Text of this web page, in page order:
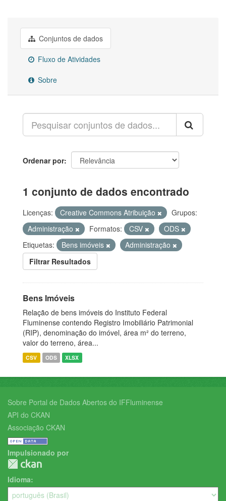
Conjuntos de dados
Fluxo de Atividades
Sobre
Ordenar por
1 conjunto de dados encontrado
Licenças: Creative Commons Atribuição
Grupos:
Administração
Formatos: CSV
ODS
Etiquetas:
Bens imóveis
Administração
Filtrar Resultados
Bens Imóveis
Relação de bens imóveis do Instituto Federal
Fluminense contendo Registro Imobiliário Patrimonial
(RIP), denominação do imóvel, área m² do terreno,
valor do terreno, área...
CSV ODS XLSX
Sobre Portal de Dados Abertos do IFFluminense
API do CKAN
Associação CKAN
Impulsionado por
Idioma